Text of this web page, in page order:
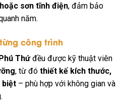
sơn tĩnh điện, đảm bảo
năm.
công trình
Thứđều được kỹ thuật viên
, từ đó thiết kế kích thước,
biệt – phù hợp với không gian và